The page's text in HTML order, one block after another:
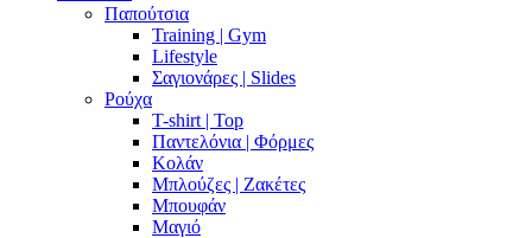
Παπούτσια
Training | Gym
Lifestyle
Σαγιονάρες | Slides
Ρούχα
T-shirt | Top
Παντελόνια | Φόρμες
Κολάν
Μπλούζες | Ζακέτες
Μπουφάν
Μαγιό